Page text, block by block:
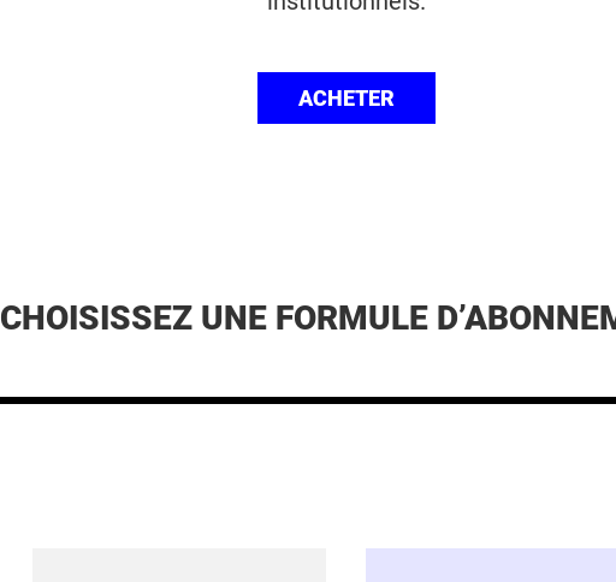
ACHETER
CHOISISSEZ UNE FORMULE